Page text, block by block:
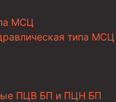
МСЦ
типа МСЦ
ПЦВ БП и ПЦН БП